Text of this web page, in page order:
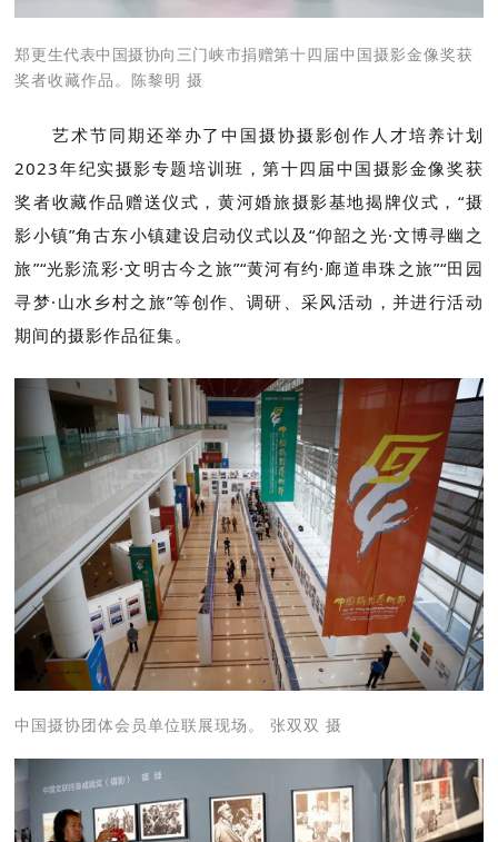
郑更生代表中国摄协向三门峡市捐赠第十四届中国摄影金像奖获
奖者收藏作品。陈黎明 摄
艺术节同期还举办了中国摄协摄影创作人才培养计划
2023年纪实摄影专题培训班，第十四届中国摄影金像奖获
奖者收藏作品赠送仪式，黄河婚旅摄影基地揭牌仪式，“摄
影小镇”角古东小镇建设启动仪式以及“仰韶之光·文博寻幽之
旅”“光影流彩·文明古今之旅”“黄河有约·廊道串珠之旅”“田园
寻梦·山水乡村之旅”等创作、调研、采风活动，并进行活动
期间的摄影作品征集。
中国摄协团体会员单位联展现场。 张双双 摄